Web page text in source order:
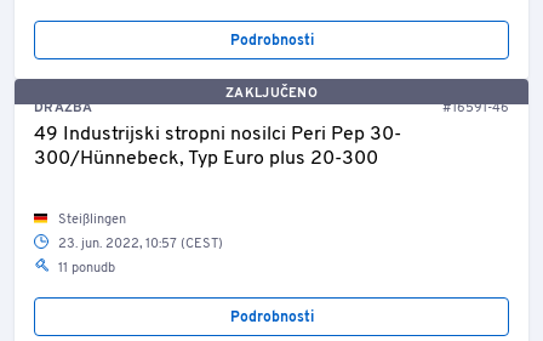
Podrobnosti
ZAKLJUČENO
DRAŽBA
#16591-46
49 Industrijski stropni nosilci Peri Pep 30-
300/Hünnebeck, Typ Euro plus 20-300
Steißlingen
23. jun. 2022, 10:57 (CEST)
11 ponudb
Podrobnosti